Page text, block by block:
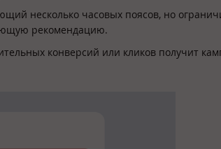
несколько часовых поясов, но
рекомендацию.
конверсий или кликов получит